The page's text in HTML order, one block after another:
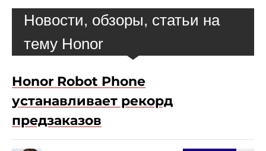
Новости, обзоры, статьи на
тему Honor
Honor Robot Phone
устанавливает рекорд
предзаказов